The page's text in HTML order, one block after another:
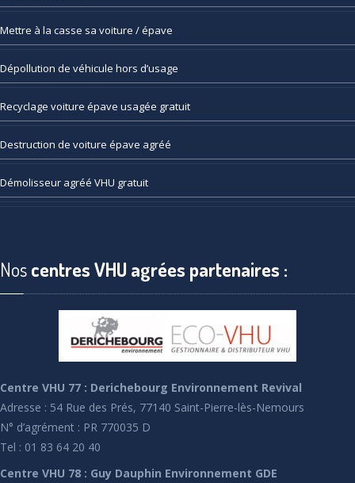
Mettre à la casse sa voiture / épave
Dépollution de véhicule hors d’usage
Recyclage voiture épave usagée gratuit
Destruction de voiture épave agréé
Démolisseur agréé VHU gratuit
Noscentres VHU agrées partenaires :
Centre VHU 77 : Derichebourg Environnement Revival
Adresse : 54 Rue des Prés, 77140 Saint-Pierre-lès-Nemours
N° d’agrément : PR 770035 D
Tel : 01 83 64 20 40
Centre VHU 78 : Guy Dauphin Environnement GDE